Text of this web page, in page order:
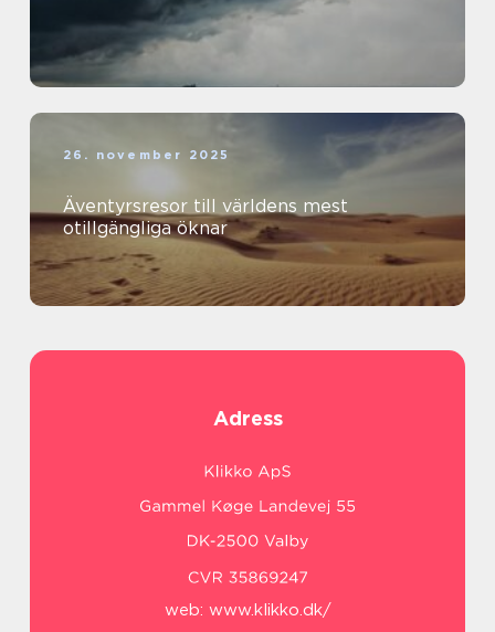
26. november 2025
Äventyrsresor till världens mest
otillgängliga öknar
Adress
web: www.klikko.dk/